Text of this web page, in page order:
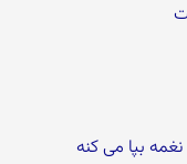
بپا می کنه